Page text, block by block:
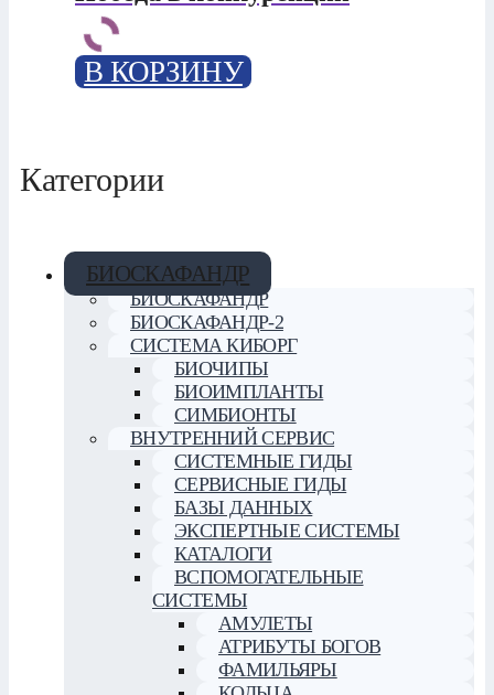
В КОРЗИНУ
Категории
БИОСКАФАНДР
БИОСКАФАНДР
БИОСКАФАНДР-2
СИСТЕМА КИБОРГ
БИОЧИПЫ
БИОИМПЛАНТЫ
СИМБИОНТЫ
ВНУТРЕННИЙ СЕРВИС
СИСТЕМНЫЕ ГИДЫ
СЕРВИСНЫЕ ГИДЫ
БАЗЫ ДАННЫХ
ЭКСПЕРТНЫЕ СИСТЕМЫ
КАТАЛОГИ
ВСПОМОГАТЕЛЬНЫЕ
СИСТЕМЫ
АМУЛЕТЫ
АТРИБУТЫ БОГОВ
ФАМИЛЬЯРЫ